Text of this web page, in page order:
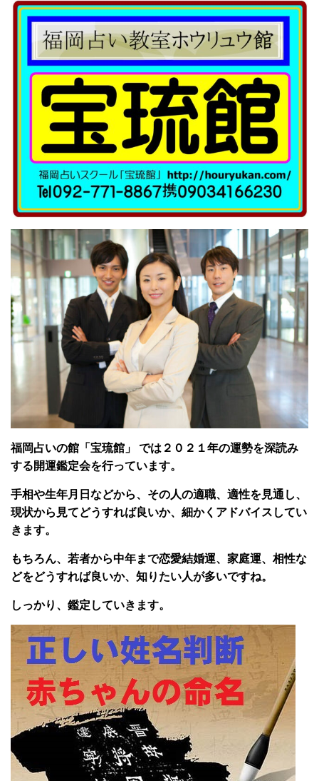
福岡占いの館「宝琉館」 では２０２１年の運勢を深読み
する開運鑑定会を行っています。
手相や生年月日などから、その人の適職、適性を見通し、
現状から見てどうすれば良いか、細かくアドバイスしてい
きます。
もちろん、若者から中年まで恋愛結婚運、家庭運、相性な
どをどうすれば良いか、知りたい人が多いですね。
しっかり、鑑定していきます。